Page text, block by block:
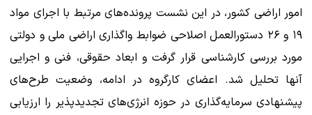
امور اراضی کشور، در این نشست پرونده‌های مرتبط با اجرای مواد
۱۹ و ۲۶ دستورالعمل اصلاحی ضوابط واگذاری اراضی ملی و دولتی
مورد بررسی کارشناسی قرار گرفت و ابعاد حقوقی، فنی و اجرایی
آنها تحلیل شد. اعضای کارگروه در ادامه، وضعیت طرح‌های
پیشنهادی سرمایه‌گذاری در حوزه انرژی‌های تجدیدپذیر را ارزیابی